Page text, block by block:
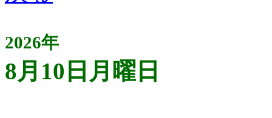
2026年
8月10日月曜日